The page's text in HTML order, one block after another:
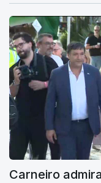
Carneiro